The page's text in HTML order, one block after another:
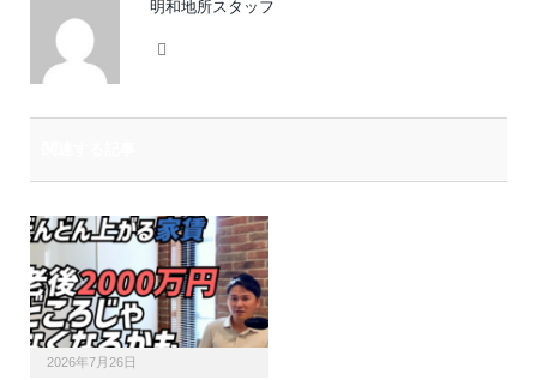
明和地所スタッフ
2026年7月26日